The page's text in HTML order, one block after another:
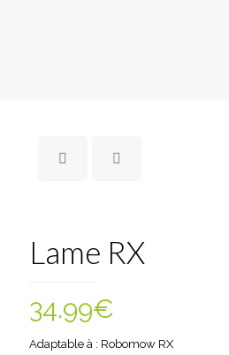
Lame RX
34.99€
Adaptable à : Robomow RX